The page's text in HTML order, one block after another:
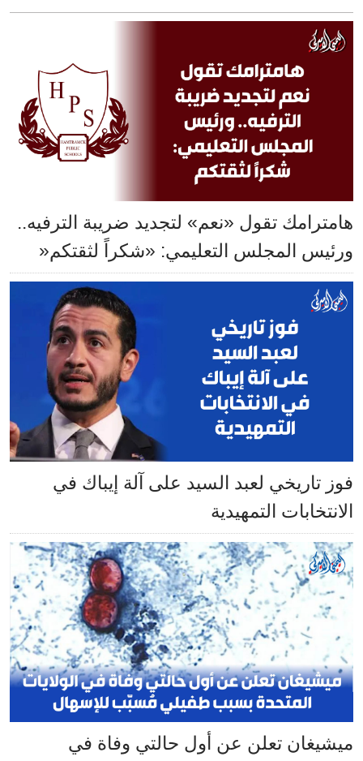
هامترامك تقول «نعم» لتجديد ضريبة الترفيه..
ورئيس المجلس التعليمي: «شكراً لثقتكم«
فوز تاريخي لعبد السيد على آلة إيباك في
الانتخابات التمهيدية
ميشيغان تعلن عن أول حالتي وفاة في